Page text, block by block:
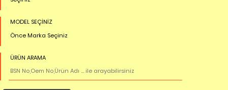
MODEL SEÇİNİZ
Önce Marka Seçiniz
ÜRÜN ARAMA